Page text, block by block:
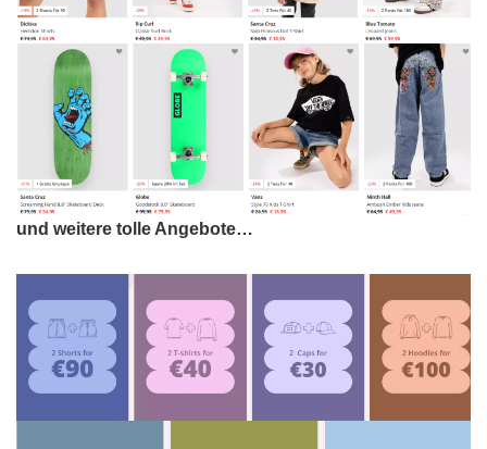
und weitere tolle Angebote…